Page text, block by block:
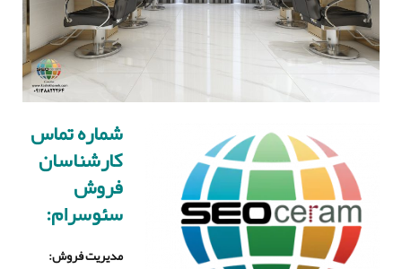
شماره تماس
کارشناسان
فروش
سئوسرام:
مدیریت فروش: